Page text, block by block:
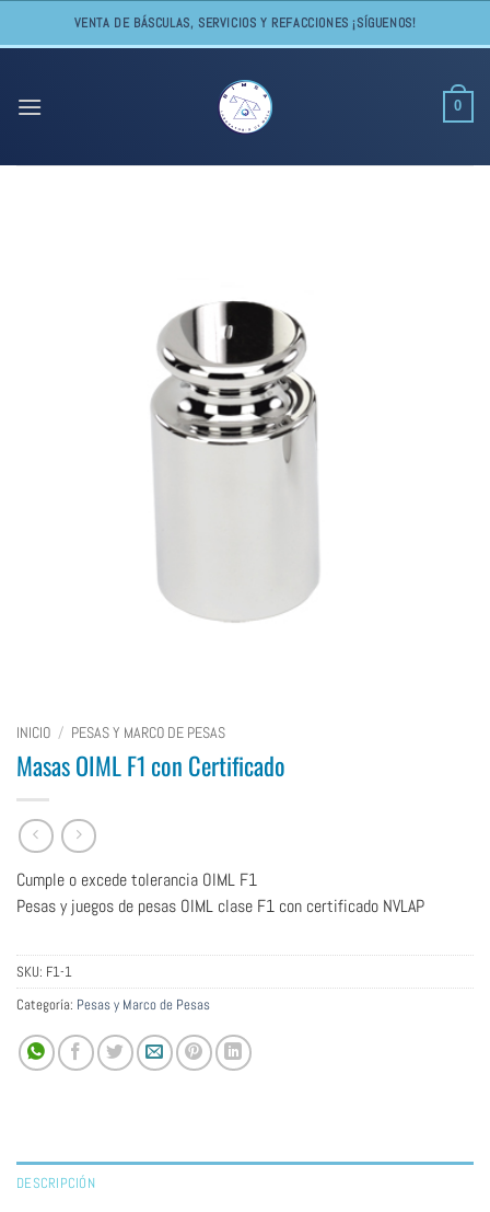
VENTA DE BÁSCULAS, SERVICIOS Y REFACCIONES ¡SÍGUENOS!
0
INICIO / PESAS Y MARCO DE PESAS
Masas OIML F1 con Certificado
Cumple o excede tolerancia OIML F1
Pesas y juegos de pesas OIML clase F1 con certificado NVLAP
SKU: F1-1
Categoría: Pesas y Marco de Pesas
DESCRIPCIÓN